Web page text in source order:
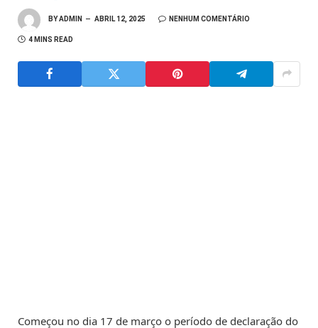
BYADMIN ABRIL 12, 2025 NENHUM COMENTÁRIO
4 MINS READ
Começou no dia 17 de março o período de declaração do